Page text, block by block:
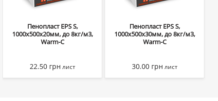
Пенопласт EPS S,
1000х500х20мм, до 8кг/м3,
Warm-C
22.50 грн лист
Пенопласт EPS S,
1000х500х30мм, до 8кг/м3,
Warm-C
30.00 грн лист